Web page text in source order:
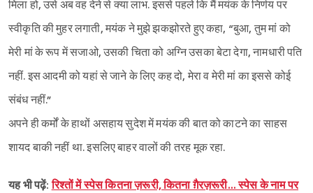
मिला हो, उसे अब वह देने से क्या लाभ. इससे पहले कि मैं मयंक के निर्णय पर
स्वीकृति की मुहर लगाती, मयंक ने मुझे झकझोरते हुए कहा, “बुआ, तुम मां को
मेरी मां के रूप में सजाओ, उसकी चिता को अग्नि उसका बेटा देगा, नामधारी पति
नहीं. इस आदमी को यहां से जाने के लिए कह दो, मेरा व मेरी मां का इससे कोई
संबंध नहीं.”
अपने ही कर्मों के हाथों असहाय सुदेश में मयंक की बात को काटने का साहस
शायद बाकी नहीं था. इसलिए बाहर वालों की तरह मूक रहा.
यह भी पढ़ें:रिश्तों में स्पेस कितना ज़रूरी, कितना ग़ैरज़रूरी… स्पेस के नाम पर